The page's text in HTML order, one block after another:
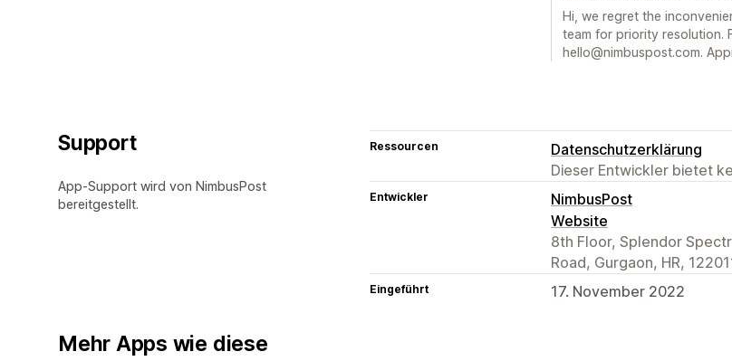
Hi, we regret the
team for priority resolution.
hello@nimbuspost.com.
Support
App-Support wird von NimbusPost
bereitgestellt.
Ressourcen
Datenschutzerklärung
Dieser Entwickler bietet
Entwickler
NimbusPost
Website
8th Floor, Splendor
Road, Gurgaon, HR,
Eingeführt 17. November 2022
Mehr Apps wie diese